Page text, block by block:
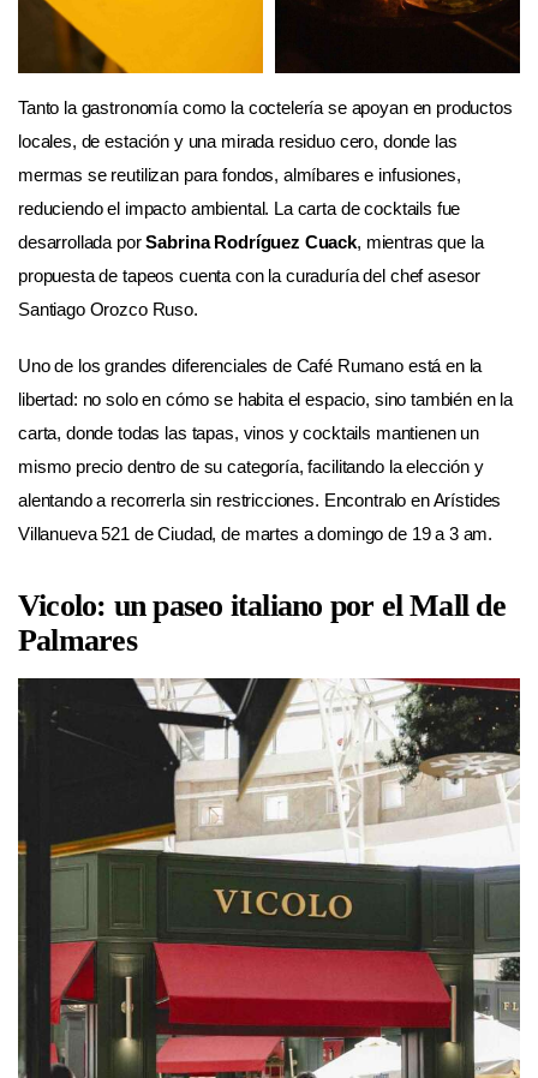
Tanto la gastronomía como la coctelería se apoyan en productos
locales, de estación y una mirada residuo cero, donde las
mermas se reutilizan para fondos, almíbares e infusiones,
reduciendo el impacto ambiental. La carta de cocktails fue
desarrollada porSabrina Rodríguez Cuack, mientras que la
propuesta de tapeos cuenta con la curaduría del chef asesor
Santiago Orozco Ruso.
Uno de los grandes diferenciales de Café Rumano está en la
libertad: no solo en cómo se habita el espacio, sino también en la
carta, donde todas las tapas, vinos y cocktails mantienen un
mismo precio dentro de su categoría, facilitando la elección y
alentando a recorrerla sin restricciones. Encontralo en Arístides
Villanueva 521 de Ciudad, de martes a domingo de 19 a 3 am.
Vicolo: un paseo italiano por el Mall de
Palmares